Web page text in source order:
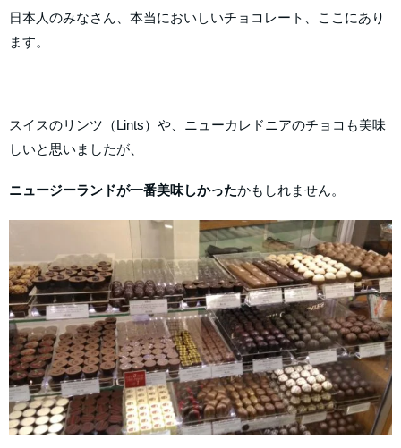
日本人のみなさん、本当においしいチョコレート、ここにあり
ます。
スイスのリンツ（Lints）や、ニューカレドニアのチョコも美味
しいと思いましたが、
ニュージーランドが一番美味しかったかもしれません。